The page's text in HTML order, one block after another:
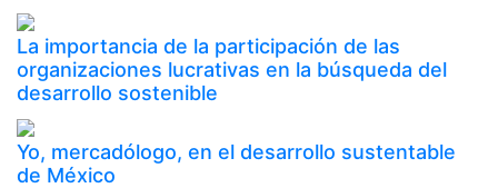
La importancia de la participación de las
organizaciones lucrativas en la búsqueda del
desarrollo sostenible
Yo, mercadólogo, en el desarrollo sustentable
de México